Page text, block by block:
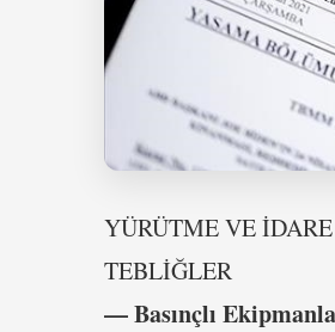
YÜRÜTME VE
TEBLİĞLER
–– Basınçlı